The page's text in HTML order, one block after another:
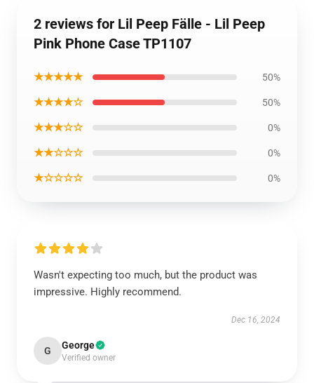
2 reviews for Lil Peep Fälle - Lil Peep
Pink Phone Case TP1107
★★★★★ 50%
★★★★☆ 50%
★★★☆☆ 0%
★★☆☆☆ 0%
★☆☆☆☆ 0%
Wasn't expecting too much, but the product was
impressive. Highly recommend.
Dec 16, 2024
G George
Verified owner